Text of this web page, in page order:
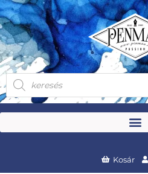
Skip
to
content
Products
search
Kosár